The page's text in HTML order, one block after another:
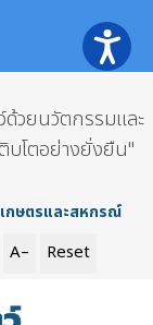
วยนวัตกรรมและ
บโตอย่างยั่งยืน"
กษตรและสหกรณ์
A– Reset